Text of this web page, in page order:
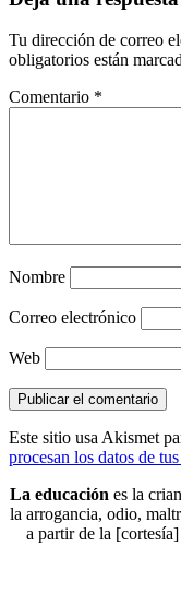
Tu dirección de correo
obligatorios están
Comentario *
Nombre
Correo electrónico
Web
Este sitio usa Akismet
procesan los datos de
La educaciónes la
la arrogancia, odio,
a partir de la